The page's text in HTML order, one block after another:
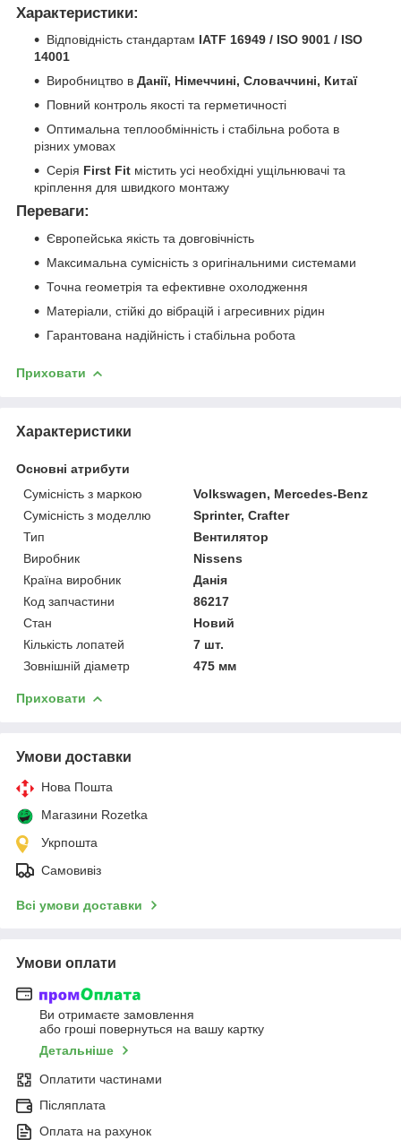
Характеристики:
Відповідність стандартам IATF 16949 / ISO 9001 / ISO
14001
Виробництво в Данії, Німеччині, Словаччині, Китаї
Повний контроль якості та герметичності
Оптимальна теплообмінність і стабільна робота в
різних умовах
Серія First Fit містить усі необхідні ущільнювачі та
кріплення для швидкого монтажу
Переваги:
Європейська якість та довговічність
Максимальна сумісність з оригінальними системами
Точна геометрія та ефективне охолодження
Матеріали, стійкі до вібрацій і агресивних рідин
Гарантована надійність і стабільна робота
Приховати
Характеристики
Основні атрибути
Сумісність з маркою
Volkswagen, Mercedes-Benz
Сумісність з моделлю
Sprinter, Crafter
Тип
Вентилятор
Виробник
Nissens
Країна виробник
Данія
Код запчастини
86217
Стан
Новий
Кількість лопатей
7 шт.
Зовнішній діаметр
475 мм
Приховати
Умови доставки
Нова Пошта
Магазини Rozetka
Укрпошта
Самовивіз
Всі умови доставки
Умови оплати
Ви отримаєте замовлення
або гроші повернуться на вашу картку
Детальніше
Оплатити частинами
Післяплата
Оплата на рахунок